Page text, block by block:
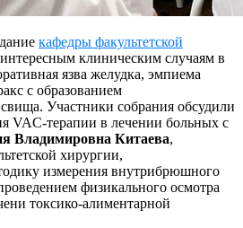
кафедры факультетской
клиническим случаям в
язва желудка, эмпиема
с образованием
Участники собрания обсудили
VAC-терапии в лечении больных с
Владимировна Китаева,
хирургии,
измерения внутрибрюшного
физикального осмотра
токсико-алиментарной